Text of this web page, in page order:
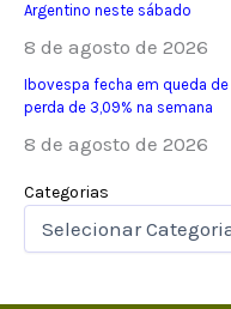
Argentino neste sábado
8 de agosto de 2026
Ibovespa fecha em queda de
perda de 3,09% na semana
8 de agosto de 2026
Categorias